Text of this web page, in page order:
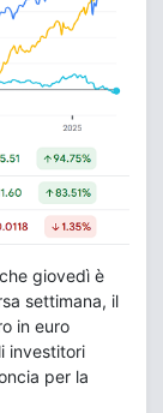
giovedì è
settimana, il
in euro
investitori
per la